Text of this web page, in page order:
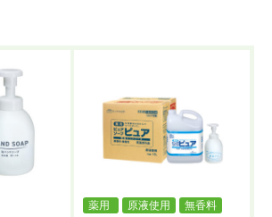
薬用 原液使用
無香料